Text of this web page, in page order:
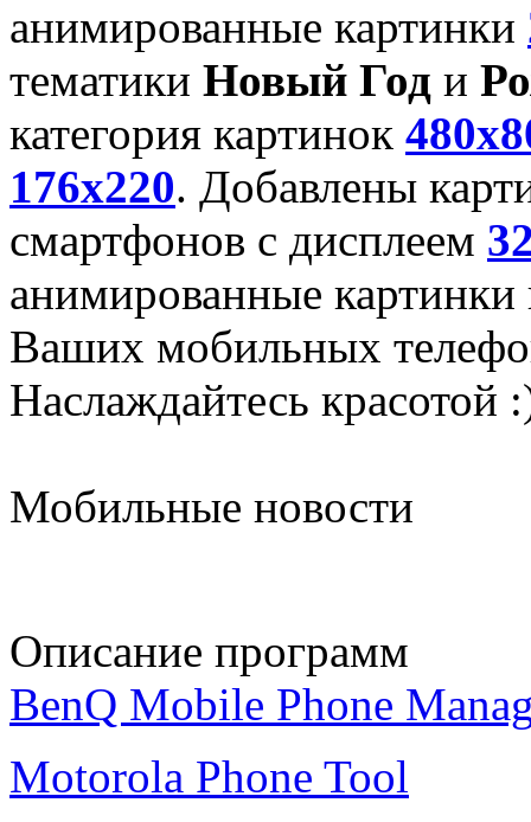
анимированные картинки
тематики Новый Год и
категория картинок
176x220. Добавлены
смартфонов с дисплеем
анимированные картинки
Ваших мобильных
Наслаждайтесь красотой
Мобильные новости
Описание программ
BenQ Mobile Phone
Motorola Phone Tool